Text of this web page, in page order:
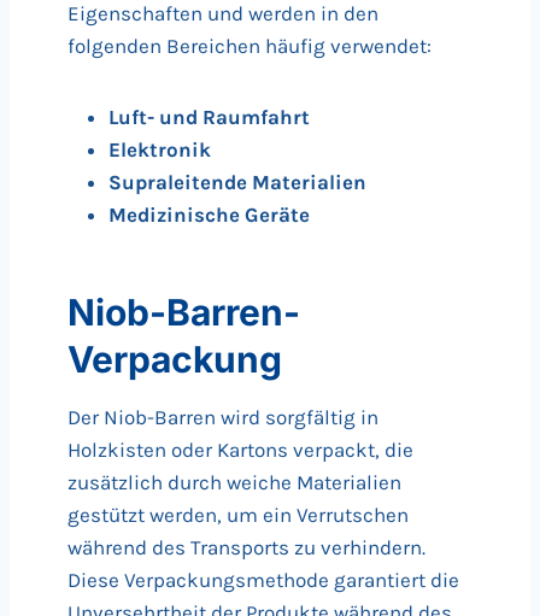
Eigenschaften und werden in den
folgenden Bereichen häufig verwendet:
Luft- und Raumfahrt
Elektronik
Supraleitende Materialien
Medizinische Geräte
Niob-Barren-
Verpackung
Der Niob-Barren wird sorgfältig in
Holzkisten oder Kartons verpackt, die
zusätzlich durch weiche Materialien
gestützt werden, um ein Verrutschen
während des Transports zu verhindern.
Diese Verpackungsmethode garantiert die